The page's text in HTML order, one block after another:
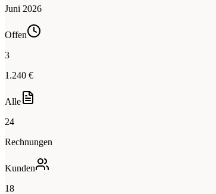
Juni 2026
Offen
3
1.240 €
Alle
24
Rechnungen
Kunden
18